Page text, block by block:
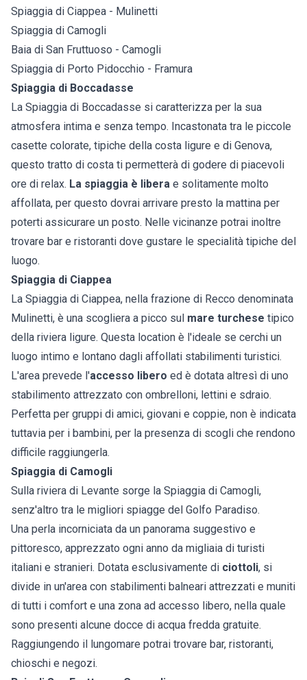
Spiaggia di Ciappea - Mulinetti
Spiaggia di Camogli
Baia di San Fruttuoso - Camogli
Spiaggia di Porto Pidocchio - Framura
Spiaggia di Boccadasse
La Spiaggia di Boccadasse si caratterizza per la sua
atmosfera intima e senza tempo. Incastonata tra le piccole
casette colorate, tipiche della costa ligure e di Genova,
questo tratto di costa ti permetterà di godere di piacevoli
ore di relax. La spiaggia è libera e solitamente molto
affollata, per questo dovrai arrivare presto la mattina per
poterti assicurare un posto. Nelle vicinanze potrai inoltre
trovare bar e ristoranti dove gustare le specialità tipiche del
luogo.
Spiaggia di Ciappea
La Spiaggia di Ciappea, nella frazione di Recco denominata
Mulinetti, è una scogliera a picco sul mare turchese tipico
della riviera ligure. Questa location è l'ideale se cerchi un
luogo intimo e lontano dagli affollati stabilimenti turistici.
L'area prevede l'accesso libero ed è dotata altresì di uno
stabilimento attrezzato con ombrelloni, lettini e sdraio.
Perfetta per gruppi di amici, giovani e coppie, non è indicata
tuttavia per i bambini, per la presenza di scogli che rendono
difficile raggiungerla.
Spiaggia di Camogli
Sulla riviera di Levante sorge la Spiaggia di Camogli,
senz'altro tra le migliori spiagge del Golfo Paradiso.
Una perla incorniciata da un panorama suggestivo e
pittoresco, apprezzato ogni anno da migliaia di turisti
italiani e stranieri. Dotata esclusivamente di ciottoli, si
divide in un'area con stabilimenti balneari attrezzati e muniti
di tutti i comfort e una zona ad accesso libero, nella quale
sono presenti alcune docce di acqua fredda gratuite.
Raggiungendo il lungomare potrai trovare bar, ristoranti,
chioschi e negozi.